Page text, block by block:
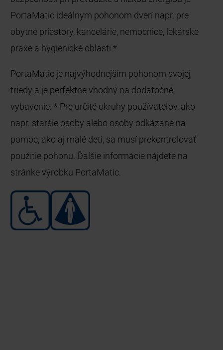
PortaMatic ideálnym pohonom dverí napr. pre
obytné priestory, kancelárie, nemocnice, lekárske
praxe a hygienické oblasti.*
PortaMatic je najvýhodnejším pohonom svojej
triedy a je perfektne vhodný na dodatočné
vybavenie. * Pre určité okruhy používateľov, ako
napr. staršie osoby alebo osoby odkázané na
pomoc, ako aj malé deti, sa musí prekontrolovať
použitie pohonu. Ďalšie informácie nájdete na
stránke výrobku PortaMatic.